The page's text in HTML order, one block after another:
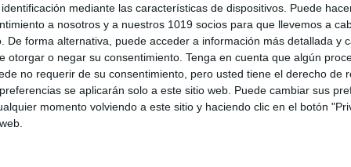
mediante las características de dispositivos. Puede
a nosotros y a nuestros 1019 socios para que llevemos a
De forma alternativa, puede acceder a información más detallada y
otorgar o negar su consentimiento. Tenga en cuenta que algún
no requerir de su consentimiento, pero usted tiene el derecho de
se aplicarán solo a este sitio web. Puede cambiar sus
momento volviendo a este sitio y haciendo clic en el botón
estas infografías ayudan a fomentar hábitos
…
cuidar la naturaleza desarrollo sostenible.,
, ejercicios , estudiar , infografías educativas
material
, reciclaje,recurso educativo, RECURSOS,recursos